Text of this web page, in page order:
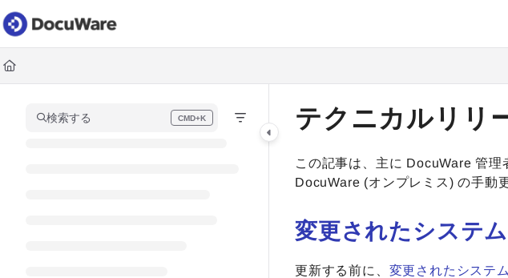
Documentation Index
Fetch the complete documentation index at:
Use this file to discover all available pages before exploring further.
検索する CMD+K
Press CMD+K to open search テクニカルリリ
この記事は、主に DocuWare 管
DocuWare (オンプレミス) の手動
変更されたシステ
更新する前に、 変更されたシステ